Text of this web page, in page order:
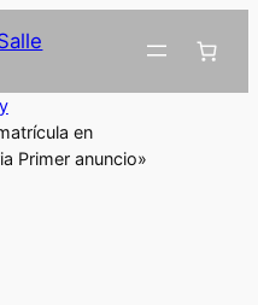
en
Primer anuncio»